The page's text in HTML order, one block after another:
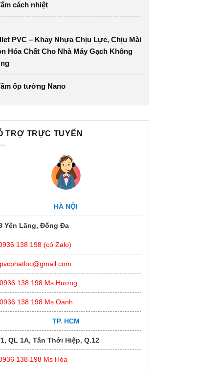
cách nhiệt
PVC – Khay Nhựa Chịu Lực, Chịu Mài
Hóa Chất Cho Nhà Máy Gạch Không
ốp tường Nano
TRỢ TRỰC TUYẾN
HÀ NỘI
Yên Lãng, Đống Đa
138 198 (có Zalo)
pvcphatloc@gmail.com
0936 138 198 Ms Hương
0936 138 198 Ms Oanh
TP. HCM
QL 1A, Tân Thới Hiệp, Q.12
138 198 Ms Hòa